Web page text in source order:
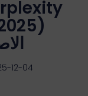
12-04